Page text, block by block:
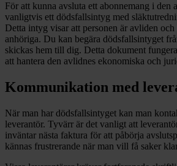
För att kunna avsluta ett abonnemang i den
vanligtvis ett dödsfallsintyg med
Detta intyg visar att personen är avliden
anhöriga. Du kan begära dödsfallsintyget
skickas hem till dig. Detta dokument
att hantera den avlidnes ekonomiska och
Kommunikation med
När man har dödsfallsintyget kan man
leverantör. Tyvärr är det vanligt att
inväntar nästa faktura för att påbörja
kännas frustrerande när man vill få saker